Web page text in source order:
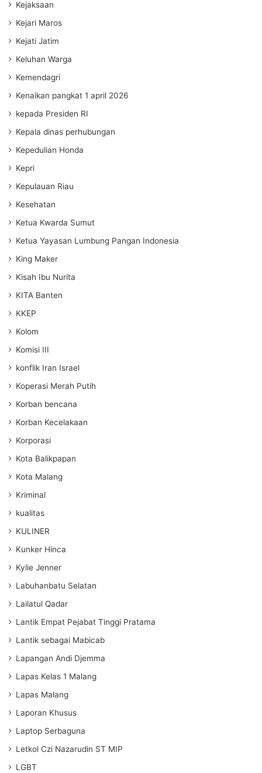
Kejaksaan
Kejari Maros
Kejati Jatim
Keluhan Warga
Kemendagri
Kenaikan pangkat 1 april 2026
kepada Presiden RI
Kepala dinas perhubungan
Kepedulian Honda
Kepri
Kepulauan Riau
Kesehatan
Ketua Kwarda Sumut
Ketua Yayasan Lumbung Pangan Indonesia
King Maker
Kisah Ibu Nurita
KITA Banten
KKEP
Kolom
Komisi III
konflik Iran Israel
Koperasi Merah Putih
Korban bencana
Korban Kecelakaan
Korporasi
Kota Balikpapan
Kota Malang
Kriminal
kualitas
KULINER
Kunker Hinca
Kylie Jenner
Labuhanbatu Selatan
Lailatul Qadar
Lantik Empat Pejabat Tinggi Pratama
Lantik sebagai Mabicab
Lapangan Andi Djemma
Lapas Kelas 1 Malang
Lapas Malang
Laporan Khusus
Laptop Serbaguna
Letkol Czi Nazarudin ST MIP
LGBT